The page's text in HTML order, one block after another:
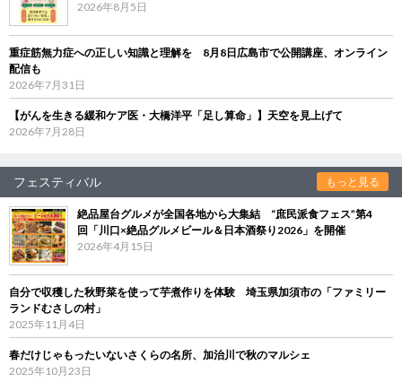
2026年8月5日
重症筋無力症への正しい知識と理解を 8月8日広島市で公開講座、オンライン
配信も
2026年7月31日
【がんを生きる緩和ケア医・大橋洋平「足し算命」】天空を見上げて
2026年7月28日
フェスティバル もっと見る
絶品屋台グルメが全国各地から大集結 “庶民派食フェス”第4
回「川口×絶品グルメビール＆日本酒祭り2026」を開催
2026年4月15日
自分で収穫した秋野菜を使って芋煮作りを体験 埼玉県加須市の「ファミリー
ランドむさしの村」
2025年11月4日
春だけじゃもったいないさくらの名所、加治川で秋のマルシェ
2025年10月23日